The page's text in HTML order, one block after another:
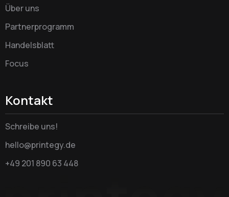
Über uns
Partnerprogramm
Handelsblatt
Focus
Kontakt
Schreibe uns!
hello@printegy.de
+49 201 890 63 448